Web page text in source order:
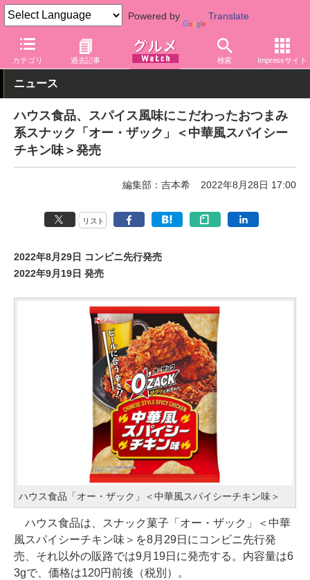
Powered by Translate
カテゴリ 過去記事 検索 Impressサイト
グルメ Watch 菓子・スイーツ スナック菓子
ニュース
ハウス食品、スパイス風味にこだわったおつまみ
系スナック「オー・ザック」＜中華風スパイシー
チキン味＞発売
編集部：吉本希 2022年8月28日 17:00
リスト
2022年8月29日 コンビニ先行発売
2022年9月19日 発売
ハウス食品「オー・ザック」＜中華風スパイシーチキン味＞
ハウス食品は、スナック菓子「オー・ザック」＜中華
風スパイシーチキン味＞を8月29日にコンビニ先行発
売、それ以外の販路では9月19日に発売する。内容量は6
3gで、価格は120円前後（税別）。